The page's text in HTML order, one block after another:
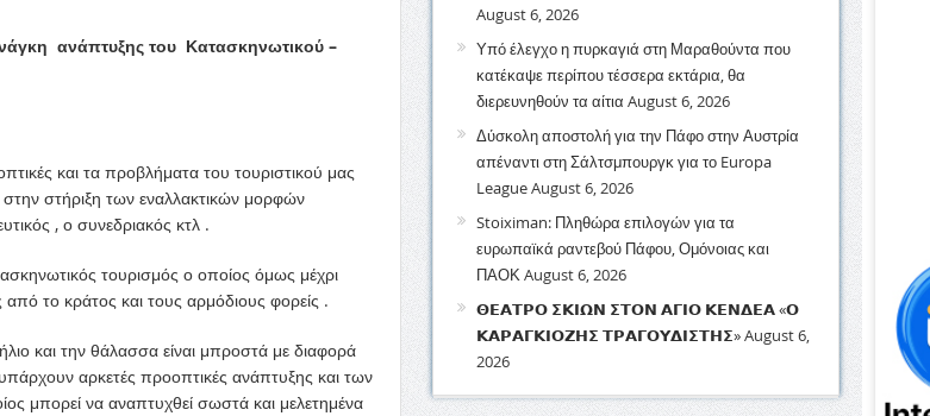
ανάπτυξης του Κατασκηνωτικού –
και τα προβλήματα του τουριστικού μας
στην στήριξη των εναλλακτικών μορφών
, ο συνεδριακός κτλ .
τουρισμός ο οποίος όμως μέχρι
το κράτος και τους αρμόδιους φορείς .
και την θάλασσα είναι μπροστά με διαφορά
αρκετές προοπτικές ανάπτυξης και των
μπορεί να αναπτυχθεί σωστά και μελετημένα
August 6, 2026
Υπό έλεγχο η πυρκαγιά στη Μαραθούντα που
κατέκαψε περίπου τέσσερα εκτάρια, θα
διερευνηθούν τα αίτια August 6, 2026
Δύσκολη αποστολή για την Πάφο στην Αυστρία
απέναντι στη Σάλτσμπουργκ για το Europa
LeagueAugust 6, 2026
Stoiximan: Πληθώρα επιλογών για τα
ευρωπαϊκά ραντεβού Πάφου, Ομόνοιας και
ΠΑΟΚAugust 6, 2026
𝝝𝝚𝝖𝝩𝝦𝝤 𝝨𝝟𝝞𝝮𝝢 𝝨𝝩𝝤𝝢 𝝖𝝘𝝞𝝤 𝝟𝝚𝝢𝝙𝝚𝝖 «𝝤
𝝟𝝖𝝦𝝖𝝘𝝟𝝞𝝤𝝛𝝜𝝨 𝝩𝝦𝝖𝝘𝝤𝝪𝝙𝝞𝝨𝝩𝝜𝝨»August 6,
2026